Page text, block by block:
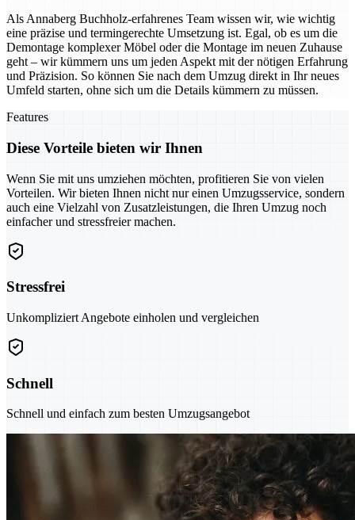
Als Annaberg Buchholz-erfahrenes Team wissen wir, wie wichtig
eine präzise und termingerechte Umsetzung ist. Egal, ob es um die
Demontage komplexer Möbel oder die Montage im neuen Zuhause
geht – wir kümmern uns um jeden Aspekt mit der nötigen Erfahrung
und Präzision. So können Sie nach dem Umzug direkt in Ihr neues
Umfeld starten, ohne sich um die Details kümmern zu müssen.
Features
Diese Vorteile bieten wir Ihnen
Wenn Sie mit uns umziehen möchten, profitieren Sie von vielen
Vorteilen. Wir bieten Ihnen nicht nur einen Umzugsservice, sondern
auch eine Vielzahl von Zusatzleistungen, die Ihren Umzug noch
einfacher und stressfreier machen.
Stressfrei
Unkompliziert Angebote einholen und vergleichen
Schnell
Schnell und einfach zum besten Umzugsangebot